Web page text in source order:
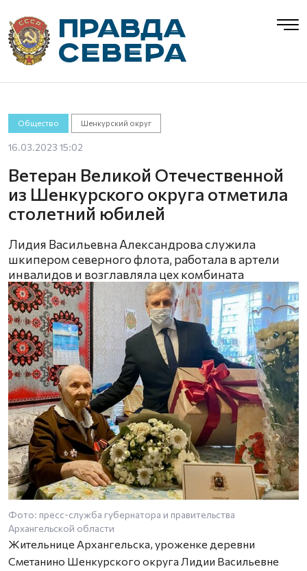
Общество Шенкурский округ
16.03.2023 15:02
Ветеран Великой Отечественной
из Шенкурского округа отметила
столетний юбилей
Лидия Васильевна Александрова служила
шкипером северного флота, работала в артели
инвалидов и возглавляла цех комбината
Фото: пресс-служба губернатора и правительства
Архангельской области
Жительнице Архангельска, уроженке деревни
Сметанино Шенкурского округа Лидии Васильевне